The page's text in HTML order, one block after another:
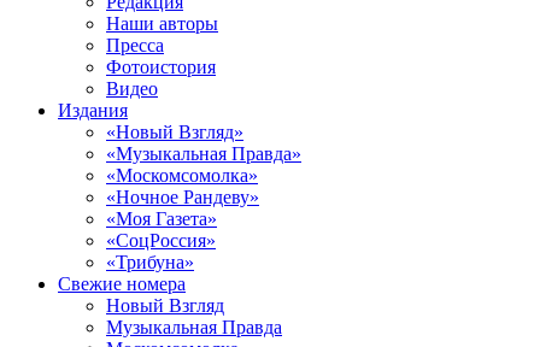
Наши авторы
Пресса
Фотоистория
Видео
Издания
«Новый Взгляд»
«Музыкальная Правда»
«Москомсомолка»
«Ночное Рандеву»
«Моя Газета»
«СоцРоссия»
«Трибуна»
Свежие номера
Новый Взгляд
Музыкальная Правда